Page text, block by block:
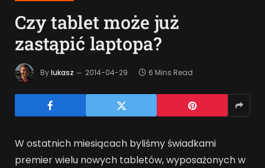
Czy tablet może już
zastąpić laptopa?
Bylukasz 2014-04-29 6 Mins Read
W ostatnich miesiącach byliśmy świadkami
premier wielu nowych tabletów, wyposażonych w